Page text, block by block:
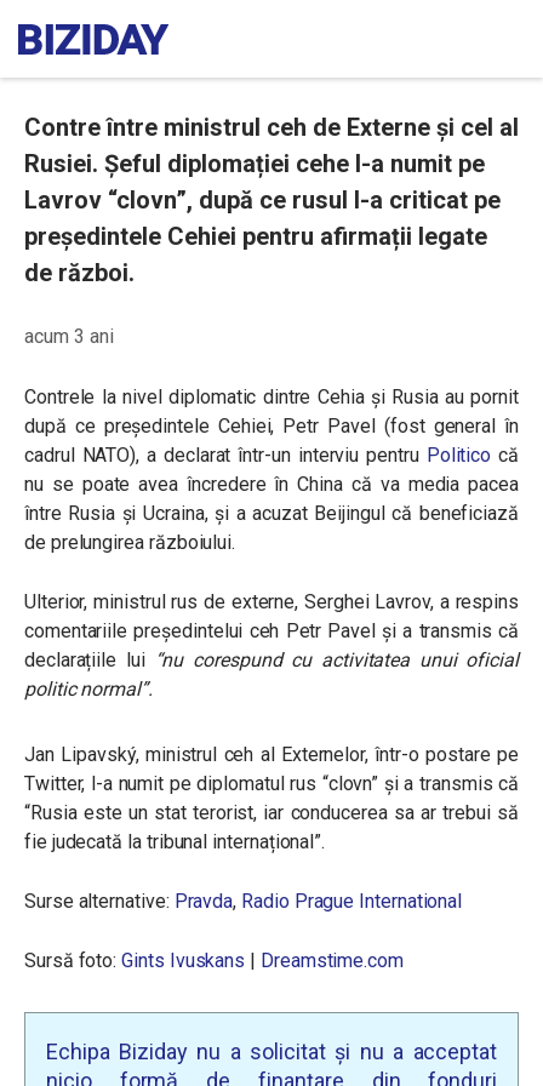
Contre între ministrul ceh de Externe și cel al
Rusiei. Șeful diplomației cehe l-a numit pe
Lavrov “clovn”, după ce rusul l-a criticat pe
președintele Cehiei pentru afirmații legate
de război.
acum 3 ani
Contrele la nivel diplomatic dintre Cehia și Rusia au pornit
după ce președintele Cehiei, Petr Pavel (fost general în
cadrul NATO), a declarat într-un interviu pentru Politico că
nu se poate avea încredere în China că va media pacea
între Rusia și Ucraina, și a acuzat Beijingul că beneficiază
de prelungirea războiului.
Ulterior, ministrul rus de externe, Serghei Lavrov, a respins
comentariile președintelui ceh Petr Pavel și a transmis că
declarațiile lui “nu corespund cu activitatea unui oficial
politic normal”.
Jan Lipavský, ministrul ceh al Externelor, într-o postare pe
Twitter, l-a numit pe diplomatul rus “clovn” și a transmis că
“Rusia este un stat terorist, iar conducerea sa ar trebui să
fie judecată la tribunal internațional”.
Surse alternative: Pravda, Radio Prague International
Sursă foto: Gints Ivuskans | Dreamstime.com
Echipa Biziday nu a solicitat și nu a acceptat
nicio formă de finanțare din fonduri